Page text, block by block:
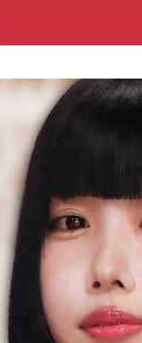
Page 1